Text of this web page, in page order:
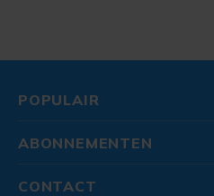
POPULAIR
ABONNEMENTEN
CONTACT